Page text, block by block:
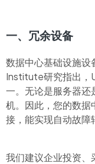
一、冗余设备
数据中心基础设施
Institute研究指出，
一。无论是服务器还
机。因此，您的数据
接，能实现自动故障
我们建议企业投资、